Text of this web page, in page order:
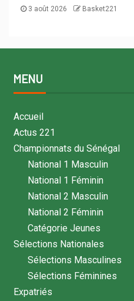
3 août 2026 Basket221
MENU
Accueil
Actus 221
Championnats du Sénégal
National 1 Masculin
National 1 Féminin
National 2 Masculin
National 2 Féminin
Catégorie Jeunes
Sélections Nationales
Sélections Masculines
Sélections Féminines
Expatriés